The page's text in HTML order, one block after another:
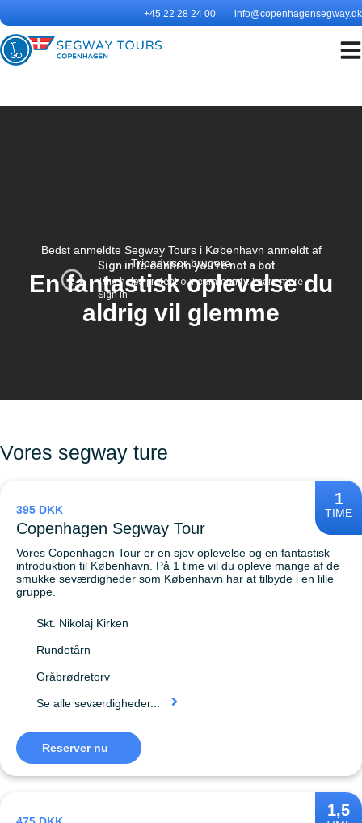
til
indholdet
+45 22 28 24 00 info@copenhagensegway.dk
Bedst anmeldte Segway Tours i København anmeldt af
Tripadvisor brugere
En fantastisk oplevelse du
aldrig vil glemme
Vores segway ture
1
TIME
395 DKK
Copenhagen Segway Tour
Vores Copenhagen Tour er en sjov oplevelse og en fantastisk
introduktion til København. På 1 time vil du opleve mange af de
smukke seværdigheder som København har at tilbyde i en lille
gruppe.
Skt. Nikolaj Kirken
Rundetårn
Gråbrødretorv
Se alle seværdigheder...
Reserver nu
1,5